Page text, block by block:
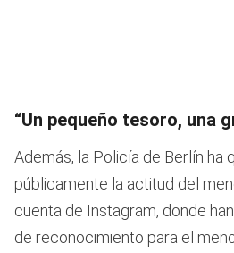
“Un pequeño tesoro, una
Además, la Policía de Berlín ha
públicamente la actitud del
cuenta de Instagram, donde
de reconocimiento para el